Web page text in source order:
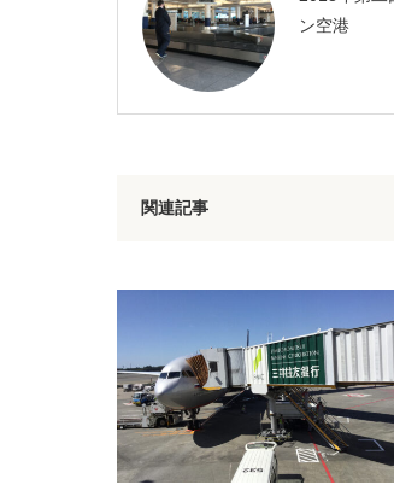
ン空港
関連記事